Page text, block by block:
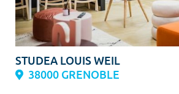
STUDEA LOUIS WEIL
38000 GRENOBLE